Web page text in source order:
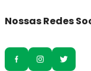
Nossas Redes